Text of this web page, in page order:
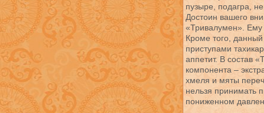
пузыре, подагра,
Достоин вашего
«Тривалумен».
Кроме того,
приступами
аппетит. В состав
компонента –
хмеля и мяты
нельзя принимать
пониженном